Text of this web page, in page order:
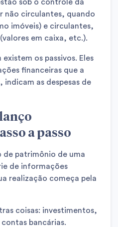
sob o controle da
não circulantes, quando
imóveis) e circulantes,
em caixa, etc.).
os passivos. Eles
financeiras que a
indicam as despesas de
a passo
de patrimônio de uma
de informações
realização começa pela
coisas: investimentos,
bancárias.